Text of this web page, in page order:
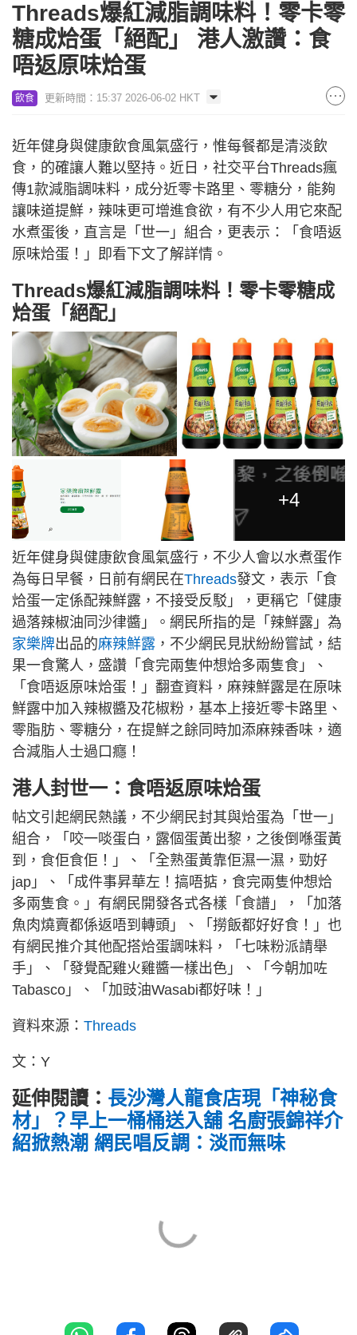
Threads爆紅減脂調味料！零卡零
糖成烚蛋「絕配」 港人激讚：食
唔返原味烚蛋
飲食 更新時間：15:37 2026-06-02 HKT
近年健身與健康飲食風氣盛行，惟每餐都是清淡飲
食，的確讓人難以堅持。近日，社交平台Threads瘋
傳1款減脂調味料，成分近零卡路里、零糖分，能夠
讓味道提鮮，辣味更可增進食欲，有不少人用它來配
水煮蛋後，直言是「世一」組合，更表示：「食唔返
原味烚蛋！」即看下文了解詳情。
Threads爆紅減脂調味料！零卡零糖成
烚蛋「絕配」
+4
近年健身與健康飲食風氣盛行，不少人會以水煮蛋作
為每日早餐，日前有網民在Threads發文，表示「食
烚蛋一定係配辣鮮露，不接受反駁」，更稱它「健康
過落辣椒油同沙律醬」。網民所指的是「辣鮮露」為
家樂牌出品的麻辣鮮露 ，不少網民見狀紛紛嘗試，結
果一食驚人，盛讚「食完兩隻仲想烚多兩隻食」、
「食唔返原味烚蛋！」翻查資料，麻辣鮮露是在原味
鮮露中加入辣椒醬及花椒粉，基本上接近零卡路里、
零脂肪、零糖分，在提鮮之餘同時加添麻辣香味，適
合減脂人士過口癮！
港人封世一：食唔返原味烚蛋
帖文引起網民熱議，不少網民封其與烚蛋為「世一」
組合，「咬一啖蛋白，露個蛋黃出黎，之後倒喺蛋黃
到，食佢食佢！」、「全熟蛋黃靠佢濕一濕，勁好
jap」、「成件事昇華左！搞唔掂，食完兩隻仲想烚
多兩隻食。」有網民開發各式各樣「食譜」，「加落
魚肉燒賣都係返唔到轉頭」、「撈飯都好好食！」也
有網民推介其他配搭烚蛋調味料，「七味粉派請舉
手」、「發覺配雞火雞醬一樣出色」、「今朝加咗
Tabasco」、「加豉油Wasabi都好味！」
資料來源： Threads
文：Y
延伸閱讀： 長沙灣人龍食店現「神秘食
材」？早上一桶桶送入舖 名廚張錦祥介
紹掀熱潮 網民唱反調：淡而無味